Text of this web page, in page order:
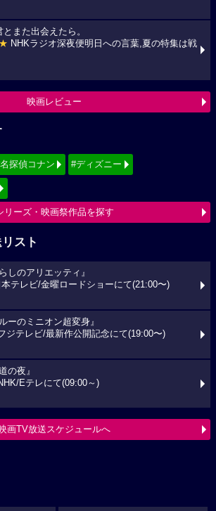
また出会えたら。
NHKラジオ深夜便明日への言葉,夏の特集は戦
映画レビュー
探偵コナン #ディズニー
リーズ・映画祭作品を探す
スト
しのアリエッティ』
テレビ/金曜ロードショーにて(21:00〜)
ーのミニオン超変身』
ジテレビ/最新作公開記念にて(19:00〜)
の夜』
Eテレにて(09:00～)
画TV放送スケジュールへ